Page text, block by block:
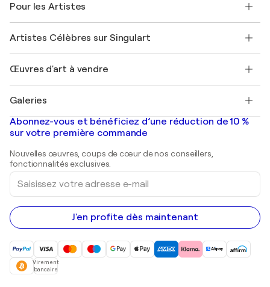
Offrir une carte cadeau
Rejoignez notre programme commercial
Mon compte
+33 1 76 44 06 42
FAQ
Magazine Singulart
Emplois
Découvrez une sélection d'art original
Pour les Artistes
Se connecter en tant qu'Artiste
Artistes Célèbres sur Singulart
Marc Chagall
Banksy
Mr. Brainwash
Shepard Fairey
Œuvres d'art à vendre
Tableaux abstraits à vendre
Peintures de paysage
Estampes
Peintures acryliques
Galeries
Galeries d'art en France
Galeries d'art en Belgique
Abonnez-vous et bénéficiez d’une réduction de 10 %
sur votre première commande
Nouvelles œuvres, coups de cœur de nos conseillers,
fonctionnalités exclusives.
Saisissez
votre
adresse
e-
mail
J'en profite dès maintenant
Virement
bancaire